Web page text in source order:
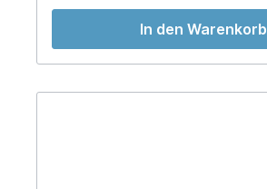
In den Warenkorb